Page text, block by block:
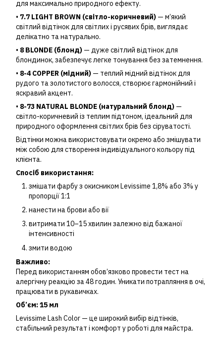
для максимально природного ефекту.
• 7.7 LIGHT BROWN (світло-коричневий) — м’який
світлий відтінок для світлих і русявих брів, виглядає
делікатно та натурально.
• 8 BLONDE (блонд) — дуже світлий відтінок для
блондинок, забезпечує легке тонування без затемнення.
• 8-4 COPPER (мідний) — теплий мідний відтінок для
рудого та золотистого волосся, створює гармонійний і
яскравий акцент.
• 8-73 NATURAL BLONDE (натуральний блонд) —
світло-коричневий із теплим підтоном, ідеальний для
природного оформлення світлих брів без сіруватості.
Відтінки можна використовувати окремо або змішувати
між собою для створення індивідуального кольору під
клієнта.
Спосіб використання:
змішати фарбу з окисником Levissime 1,8% або 3% у
пропорції 1:1
нанести на брови або вії
витримати 10–15 хвилин залежно від бажаної
інтенсивності
змити водою
Важливо:
Перед використанням обов’язково провести тест на
алергічну реакцію за 48 годин. Уникати потрапляння в очі,
працювати в рукавичках.
Об’єм: 15 мл
Levissime Lash Color — це широкий вибір відтінків,
стабільний результат і комфорт у роботі для майстра.